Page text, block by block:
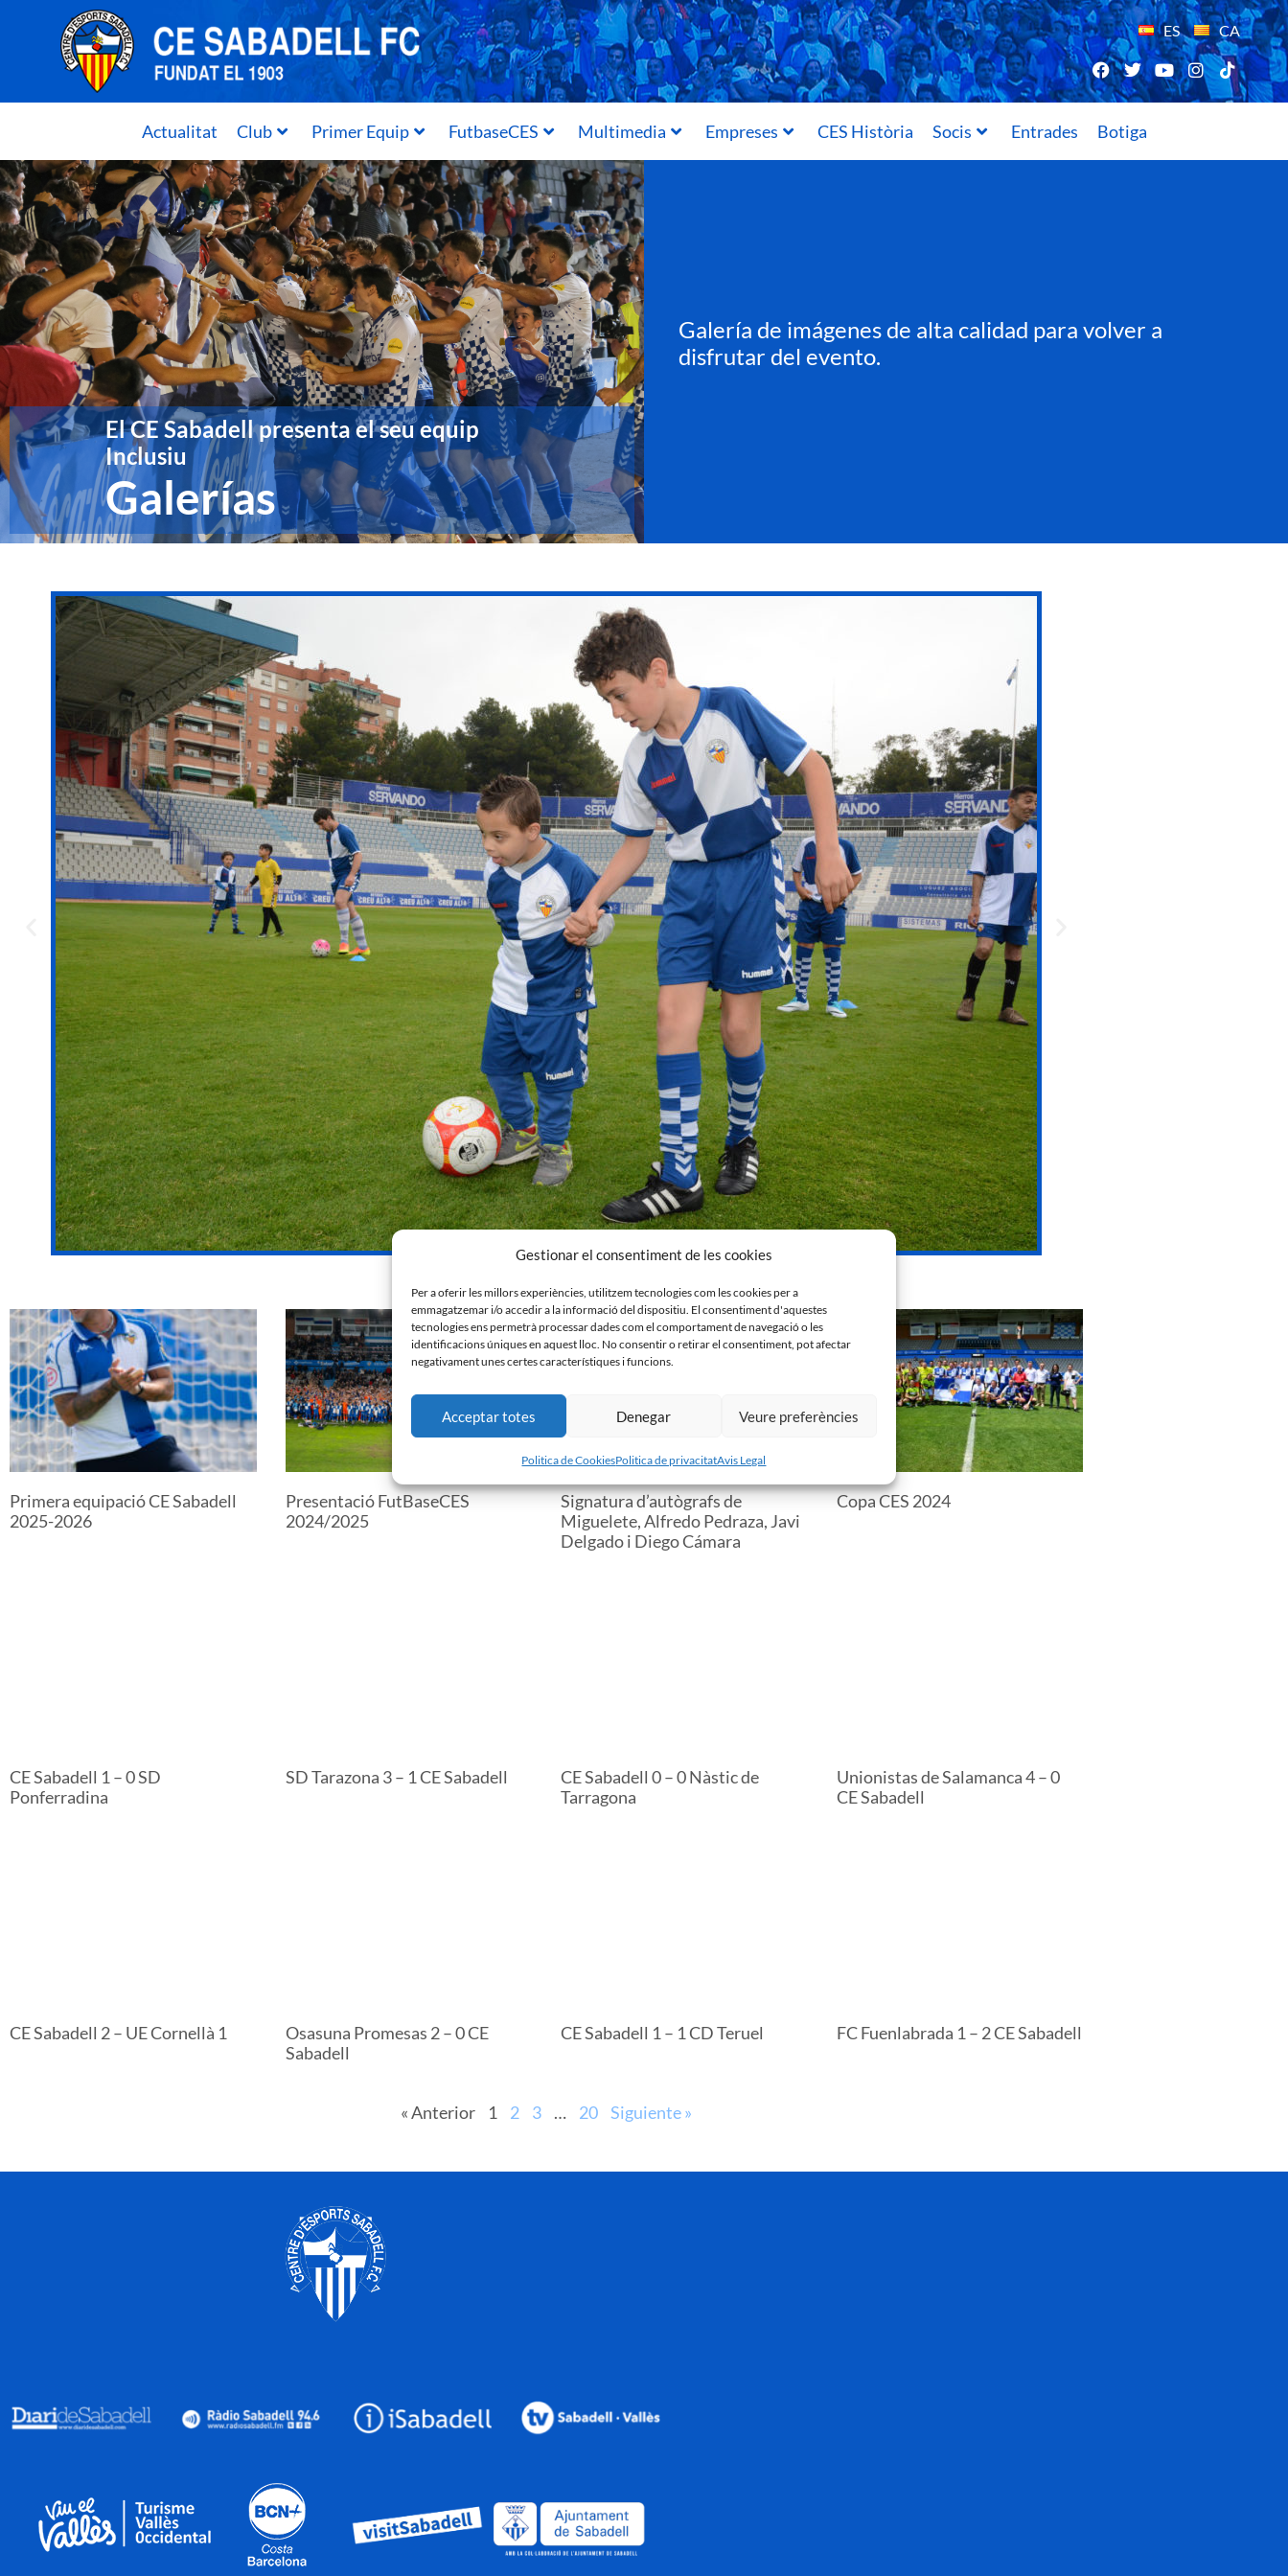
Gestionar el consentiment de les cookies
Per a oferir les millors experiències, utilitzem tecnologies com les cookies per a
emmagatzemar i/o accedir a la informació del dispositiu. El consentiment d'aquestes
tecnologies ens permetrà processar dades com el comportament de navegació o les
identificacions úniques en aquest lloc. No consentir o retirar el consentiment, pot afectar
negativament unes certes característiques i funcions.
Acceptar totes Denegar Veure preferències
Politica de CookiesPolitica de privacitatAvis Legal
ES CA
Actualitat Club Primer Equip FutbaseCES Multimedia Empreses CES Història Socis Entrades Botiga
El CE Sabadell presenta el seu equip
Inclusiu
Galerías
Galería de imágenes de alta calidad para volver a
disfrutar del evento.
Primera equipació CE Sabadell
2025-2026
Presentació FutBaseCES
2024/2025
Signatura d’autògrafs de
Miguelete, Alfredo Pedraza, Javi
Delgado i Diego Cámara
Copa CES 2024
CE Sabadell 1 – 0 SD
Ponferradina
SD Tarazona 3 – 1 CE Sabadell
CE Sabadell 0 – 0 Nàstic de
Tarragona
Unionistas de Salamanca 4 – 0
CE Sabadell
CE Sabadell 2 – UE Cornellà 1
Osasuna Promesas 2 – 0 CE
Sabadell
CE Sabadell 1 – 1 CD Teruel FC Fuenlabrada 1 – 2 CE Sabadell
« Anterior 1 2 3 … 20 Siguiente »